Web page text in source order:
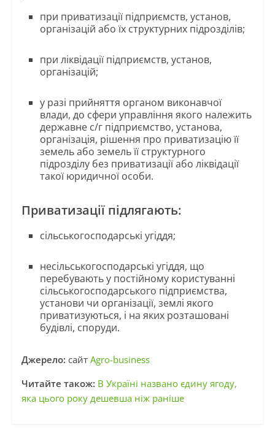
при приватизації підприємств, установ,
організацій або їх структурних підрозділів;
при ліквідації підприємств, установ,
організацій;
у разі прийняття органом виконавчої
влади, до сфери управління якого належить
державне с/г підприємство, установа,
організація, рішення про приватизацію її
земель або земель її структурного
підрозділу без приватизації або ліквідації
такої юридичної особи.
Приватизації підлягають:
сільськогосподарські угіддя;
несільськогосподарські угіддя, що
перебувають у постійному користуванні
сільськогосподарського підприємства,
установи чи організації, землі якого
приватизуються, і на яких розташовані
будівлі, споруди.
Джерело: сайт Agro-business
Читайте також: В Україні названо єдину ягоду,
яка цього року дешевша ніж раніше